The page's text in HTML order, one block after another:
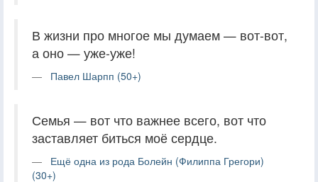
В жизни про многое мы думаем — вот-вот,
а оно — уже-уже!
Павел Шарпп (50+)
Семья — вот что важнее всего, вот что
заставляет биться моё сердце.
Ещё одна из рода Болейн (Филиппа Грегори)
(30+)